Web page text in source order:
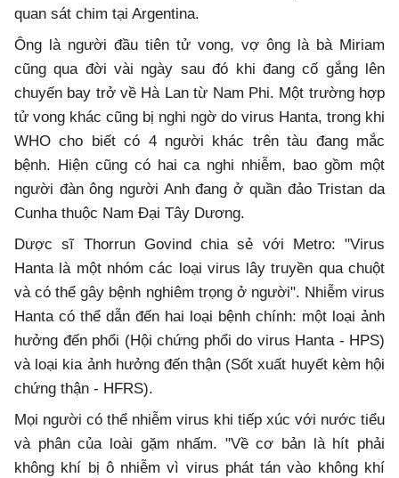
quan sát chim tại Argentina.
Ông là người đầu tiên tử vong, vợ ông là bà Miriam
cũng qua đời vài ngày sau đó khi đang cố gắng lên
chuyến bay trở về Hà Lan từ Nam Phi. Một trường hợp
tử vong khác cũng bị nghi ngờ do virus Hanta, trong khi
WHO cho biết có 4 người khác trên tàu đang mắc
bệnh. Hiện cũng có hai ca nghi nhiễm, bao gồm một
người đàn ông người Anh đang ở quần đảo Tristan da
Cunha thuộc Nam Đại Tây Dương.
Dược sĩ Thorrun Govind chia sẻ với Metro: "Virus
Hanta là một nhóm các loại virus lây truyền qua chuột
và có thể gây bệnh nghiêm trọng ở người". Nhiễm virus
Hanta có thể dẫn đến hai loại bệnh chính: một loại ảnh
hưởng đến phổi (Hội chứng phổi do virus Hanta - HPS)
và loại kia ảnh hưởng đến thận (Sốt xuất huyết kèm hội
chứng thận - HFRS).
Mọi người có thể nhiễm virus khi tiếp xúc với nước tiểu
và phân của loài gặm nhấm. "Về cơ bản là hít phải
không khí bị ô nhiễm vì virus phát tán vào không khí